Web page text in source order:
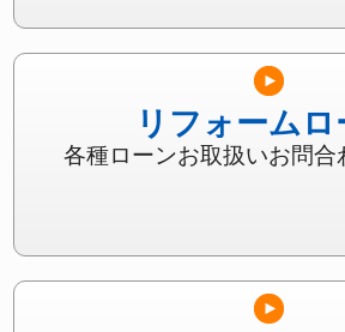
リフォームロ
各種ローンお取扱いお問合